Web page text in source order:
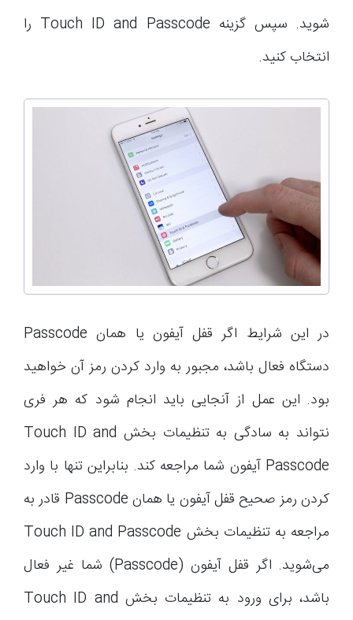
شوید. سپس گزینه Touch ID and Passcode را
انتخاب کنید.
در این شرایط اگر قفل آیفون یا همان Passcode
دستگاه فعال باشد، مجبور به وارد کردن رمز آن خواهید
بود. این عمل از آنجایی باید انجام شود که هر فری
نتواند به سادگی به تنظیمات بخش Touch ID and
Passcode آیفون شما مراجعه کند. بنابراین تنها با وارد
کردن رمز صحیح قفل آیفون یا همان Passcode قادر به
مراجعه به تنظیمات بخش Touch ID and Passcode
می‌شوید. اگر قفل آیفون (Passcode) شما غیر فعال
باشد، برای ورود به تنظیمات بخش Touch ID and